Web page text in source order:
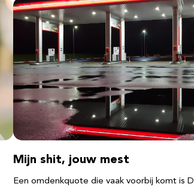
Mijn shit, jouw mest
Een omdenkquote die vaak voorbij komt is